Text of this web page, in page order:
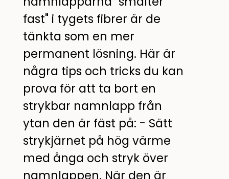
fast" i tygets fibrer är de
tänkta som en mer
permanent lösning. Här är
några tips och tricks du kan
prova för att ta bort en
strykbar namnlapp från
ytan den är fäst på: - Sätt
strykjärnet på hög värme
med ånga och stryk över
namnlappen. När den är